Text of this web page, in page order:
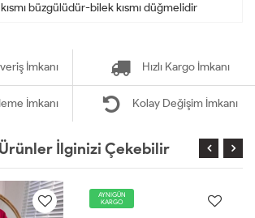
büzgülüdür-bilek kısmı düğmelidir
İmkanı Hızlı Kargo İmkanı
İmkanı Kolay Değişim İmkanı
İlginizi Çekebilir
AYNIGÜN
KARGO